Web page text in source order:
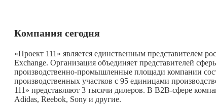
Компания сегодня
«Проект 111» является единственным представителем
Exchange. Организация объединяет представителей
производственно-промышленные площади компании
производственных участков с 95 единицами
111» представляют 3 тысячи дилеров. В B2B-сфере
Adidas, Reebok, Sony и другие.